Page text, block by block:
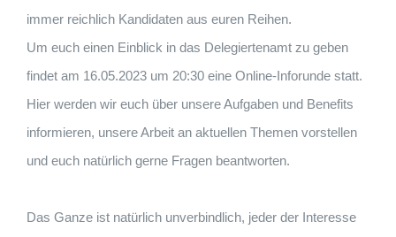
immer reichlich Kandidaten aus euren Reihen.
Um euch einen Einblick in das Delegiertenamt zu geben
findet am 16.05.2023 um 20:30 eine Online-Inforunde statt.
Hier werden wir euch über unsere Aufgaben und Benefits
informieren, unsere Arbeit an aktuellen Themen vorstellen
und euch natürlich gerne Fragen beantworten.
Das Ganze ist natürlich unverbindlich, jeder der Interesse